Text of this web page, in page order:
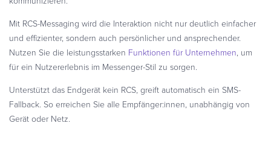
Mit RCS-Messaging wird die Interaktion nicht nur deutlich einfacher
und effizienter, sondern auch persönlicher und ansprechender.
Nutzen Sie die leistungsstarken Funktionen für Unternehmen, um
für ein Nutzererlebnis im Messenger-Stil zu sorgen.
Unterstützt das Endgerät kein RCS, greift automatisch ein SMS-
Fallback. So erreichen Sie alle Empfänger:innen, unabhängig von
Gerät oder Netz.